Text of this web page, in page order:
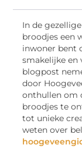
In de
broodjes een
inwoner bent
smakelijke en
blogpost
door
onthullen om
broodjes te
tot unieke
weten over